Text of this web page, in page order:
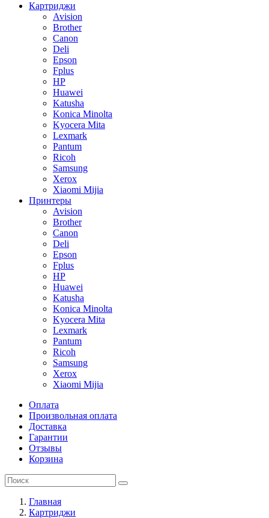
Картриджи
Avision
Brother
Canon
Deli
Epson
Fplus
HP
Huawei
Katusha
Konica Minolta
Kyocera Mita
Lexmark
Pantum
Ricoh
Samsung
Xerox
Xiaomi Mijia
Принтеры
Avision
Brother
Canon
Deli
Epson
Fplus
HP
Huawei
Katusha
Konica Minolta
Kyocera Mita
Lexmark
Pantum
Ricoh
Samsung
Xerox
Xiaomi Mijia
Оплата
Произвольная оплата
Доставка
Гарантии
Отзывы
Корзина
Главная
Картриджи